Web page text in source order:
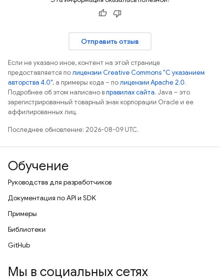
Отправить отзыв
Если не указано иное, контент на этой странице
предоставляется полицензии Creative Commons "С указанием
авторства 4.0", а примеры кода – полицензии Apache 2.0.
Подробнее об этом написано вправилах сайта. Java – это
зарегистрированный товарный знак корпорации Oracle и ее
аффилированных лиц.
Последнее обновление: 2026-08-09 UTC.
Обучение
Руководства для разработчиков
Документация по API и SDK
Примеры
Библиотеки
GitHub
Мы в социальных сетях